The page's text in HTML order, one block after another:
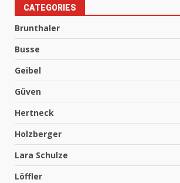
CATEGORIES
Brunthaler
Busse
Geibel
Güven
Hertneck
Holzberger
Lara Schulze
Löffler